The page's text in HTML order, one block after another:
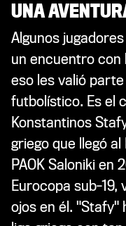
UNA
Algunos
un encuentro con
eso les valió
futbolístico. Es el
Konstantinos
griego que llegó
PAOK Saloniki en
Eurocopa sub-
ojos en él. "Stafy"